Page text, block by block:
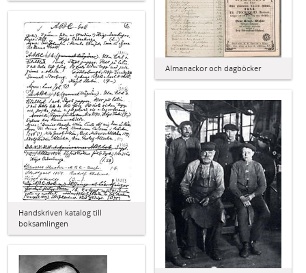
Almanackor och dagböcker
Handskriven katalog till
boksamlingen